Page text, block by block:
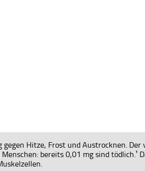
Hitze, Frost und Austrocknen. Der
bereits 0,01 mg sind tödlich.¹